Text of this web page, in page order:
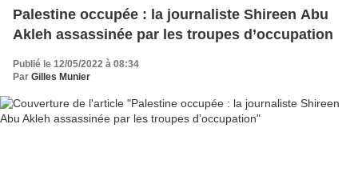
Palestine occupée : la journaliste Shireen Abu
Akleh assassinée par les troupes d’occupation
Publié le 12/05/2022 à 08:34
Par Gilles Munier